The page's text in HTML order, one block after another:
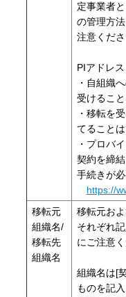
定事業者
の管理方
注意くださ
PIアドレ
・自組織
受けること
・移転を
てることは
・プロバ
契約を締
手続きが必
https://
移転元
組織名/
移転先
組織名
移転元お
それぞれ
にご注意く
組織名は[
ものを記